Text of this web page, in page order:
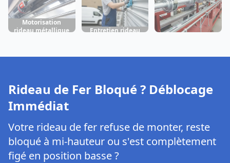
Motorisation
rideau métallique
Entretien rideau
Bretagne
Rideau de Fer Bloqué ? Déblocage
Immédiat
Votre rideau de fer refuse de monter, reste
bloqué à mi-hauteur ou s'est complètement
figé en position basse ?